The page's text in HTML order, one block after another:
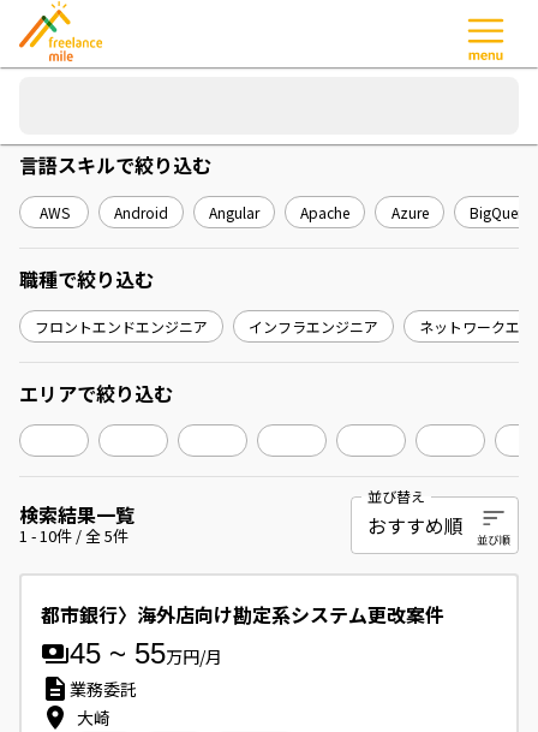
検索結果一覧
1 -10件 / 全5件
並び替え
都市銀行〉海外店向け勘定系システム更改案件
45 ~ 55万円/月
業務委託
大崎
言語スキルで絞り込む
AWS Android Angular Apache Azure BigQuery
職種で絞り込む
フロントエンドエンジニア インフラエンジニア ネットワークエ
エリアで絞り込む